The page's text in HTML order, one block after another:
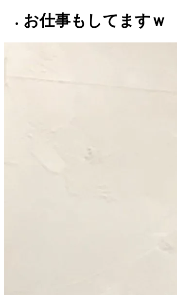
お仕事もしてますｗ